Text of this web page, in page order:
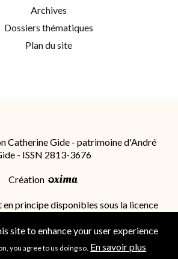
Archives
Dossiers thématiques
Plan du site
Catherine Gide - patrimoine d'André
- ISSN 2813-3676
Création
en principe disponibles sous la licence
(CC BY-SA 4.0); des conditions
peuvent s'appliquer.
site to enhance your user experience
you agree to us doing so. En savoir plus